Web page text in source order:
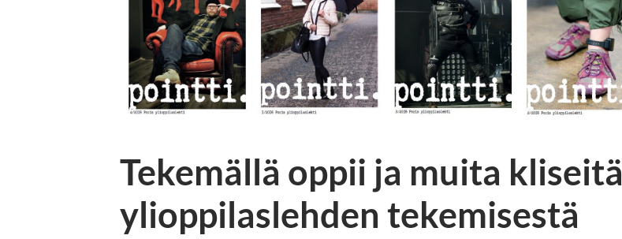
Tekemällä oppii ja muita kliseitä
ylioppilaslehden tekemisestä